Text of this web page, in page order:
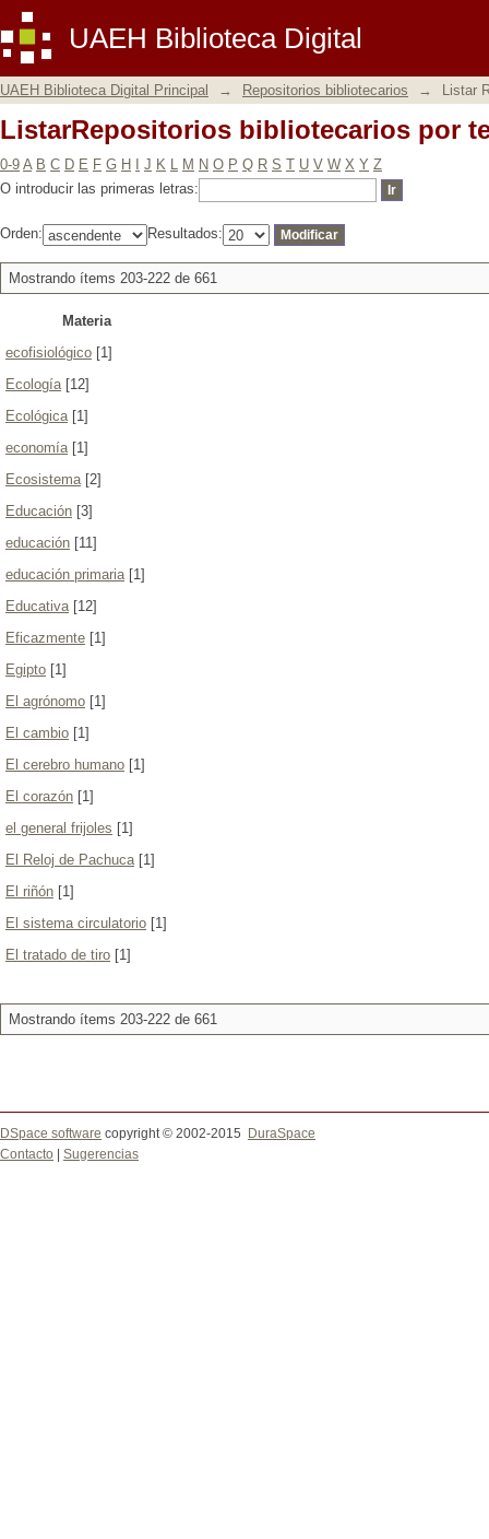
UAEH Biblioteca Digital
ListarRepositorios bibliotecarios por
UAEH Biblioteca Digital Principal → Repositorios bibliotecarios → Listar
ListarRepositorios bibliotecarios por
0-9 A B C D E F G H J K L M N O P Q R S T U V W X Y Z
O introducir las primeras letras:
Orden: Resultados:
Mostrando ítems 203-222 de 661
Materia
ecofisiológico [1]
Ecología[12]
Ecológica[1]
economía[1]
Ecosistema[2]
Educación [3]
educación [11]
educación primaria[1]
Educativa[12]
Eficazmente [1]
Egipto [1]
El agrónomo [1]
El cambio [1]
El cerebro humano [1]
El corazón [1]
el general frijoles [1]
El Reloj de Pachuca[1]
El riñón [1]
El sistema circulatorio [1]
El tratado de tiro [1]
Mostrando ítems 203-222 de 661
DSpace software copyright © 2002-2015
DuraSpace
Contacto
Sugerencias